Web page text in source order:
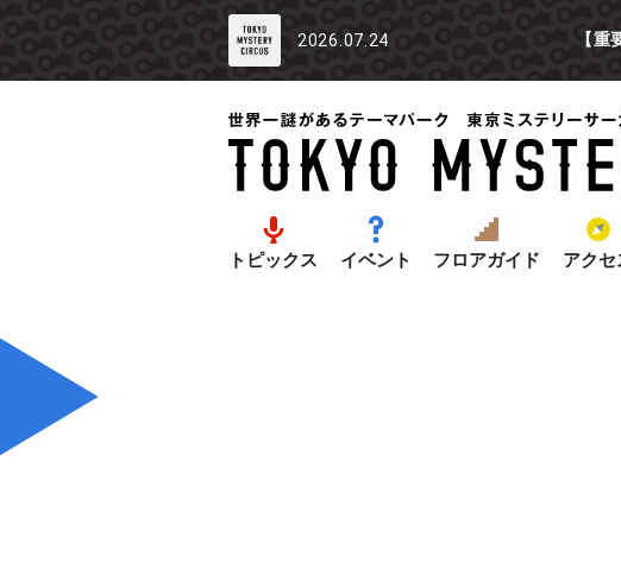
2026.07.24 【
トピックス イベント フロアガイド アクセ